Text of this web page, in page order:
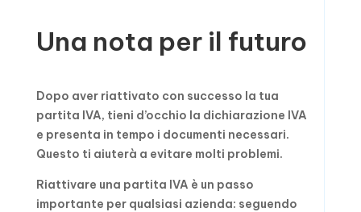
Una nota per il futuro
Dopo aver riattivato con successo la tua
partita IVA, tieni d’occhio la dichiarazione IVA
e presenta in tempo i documenti necessari.
Questo ti aiuterà a evitare molti problemi.
Riattivare una partita IVA è un passo
importante per qualsiasi azienda: seguendo